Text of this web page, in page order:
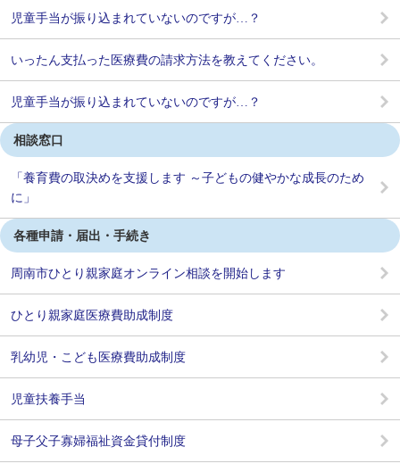
児童手当が振り込まれていないのですが…？
いったん支払った医療費の請求方法を教えてください。
児童手当が振り込まれていないのですが…？
相談窓口
「養育費の取決めを支援します ～子どもの健やかな成長のため
に」
各種申請・届出・手続き
周南市ひとり親家庭オンライン相談を開始します
ひとり親家庭医療費助成制度
乳幼児・こども医療費助成制度
児童扶養手当
母子父子寡婦福祉資金貸付制度